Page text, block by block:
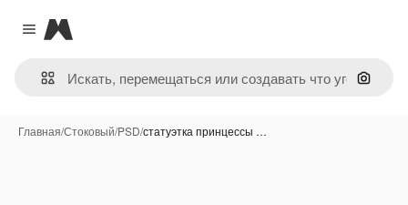
Close menu
Magnific
Поиск
Главная/Стоковый/PSD/статуэтка принцессы …